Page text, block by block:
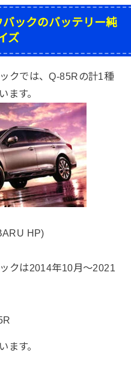
ックのバッテリー純
ズ
クでは、Q-85Rの計1種
ます。
HP)
クは2014年10月～2021
ます。